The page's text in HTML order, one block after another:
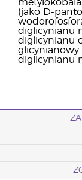
(jako D-
diglicynianu
diglicynianu
glicynianowy
diglicynianu